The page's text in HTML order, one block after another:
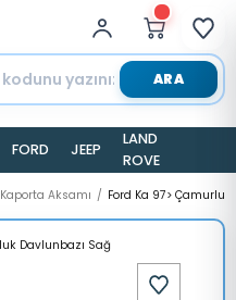
ARA
FORD JEEP
LAND
ROVER
Kaporta Aksamı Ford Ka 97>